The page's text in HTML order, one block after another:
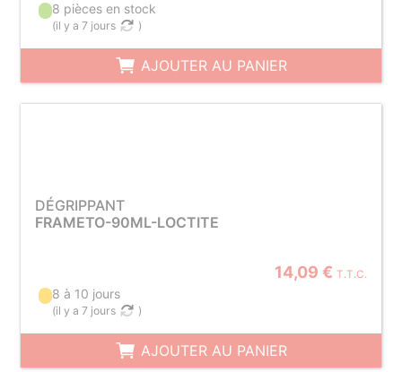
8 pièces en stock
(il y a 7 jours )
AJOUTER AU PANIER
DÉGRIPPANT
FRAMETO-90ML-LOCTITE
14,09 € T.T.C.
8 à 10 jours
(il y a 7 jours )
AJOUTER AU PANIER